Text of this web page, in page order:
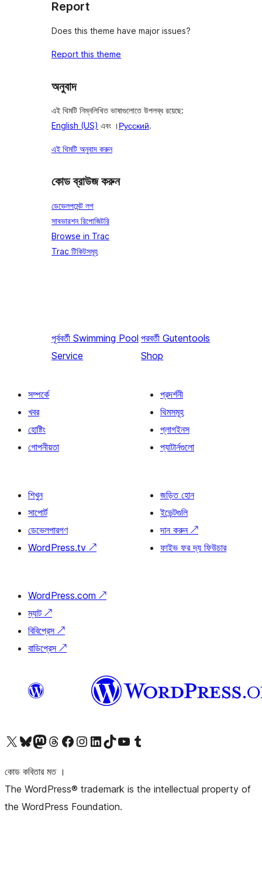
Report
Does this theme have major issues?
Report this theme
অনুবাদ
এই থিমটি নিম্নলিখিত ভাষাগুলোতে উপলব্ধ রয়েছে:
English (US) এবং ।Русский.
এই থিমটি অনুবাদ করুন
কোড ব্রাউজ করুন
ডেভেলপমেন্ট লগ
সাবভারশন রিপোজিটরি
Browse in Trac
Trac টিকিটসমূহ
পূর্ববর্তী Swimming Pool
Service
পরবর্তী Gutentools
Shop
সম্পর্কে
খবর
হোষ্টিং
গোপনীয়তা
প্রদর্শনী
থিমসমূহ
প্লাগইনস
প্যাটার্নগুলো
শিখুন
সাপোর্ট
ডেভেলপারগণ
WordPress.tv ↗
জড়িত হোন
ইভেন্টগুলি
দান করুন ↗
ফাইভ ফর দ্য ফিউচার
WordPress.com ↗
ম্যাট ↗
বিবিপ্রেস ↗
বাডিপ্রেস ↗
আমাদের X (আগের টুইটার) অ্যাকাউন্টে যানআমাদের Bluesky অ্যাকাউন্টটি দেখুনআমাদের মাস্টোডন অ্যাকাউন্টটি দেখুনআমাদের থ্রেডস অ্যাকাউন্টটি দেখুনআমাদের ফেসবুক পেজ দেখুনআমাদের ইন্সটাগ্রাম অ্যাকাউন্ট দেখুনআমাদের লিঙ্কডইন অ্যাকাউন্টে যানআমাদের TikTok অ্যাকাউন্টটি দেখুনআমাদের ইউটিউব চ্যানেলে যান আমাদের টাম্বলার অ্যাকাউন্ট দেখুন
কোড কবিতার মত ।
The WordPress® trademark is the intellectual property of
the WordPress Foundation.